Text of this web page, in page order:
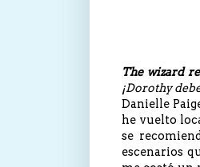
The wizard
¡Dorothy
Danielle
he vuelto
se
escenarios